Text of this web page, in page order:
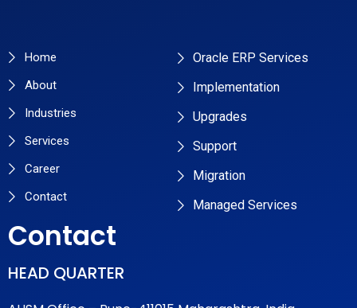
Home
About
Industries
Services
Career
Contact
Oracle ERP Services
Implementation
Upgrades
Support
Migration
Managed Services
Contact
HEAD QUARTER